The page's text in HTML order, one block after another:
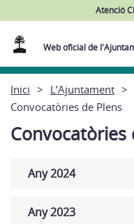
Atenció
Web oficial de
Inici L’Ajuntament
Convocatòries de Plens
Convocatòries
Any 2024
Any 2023